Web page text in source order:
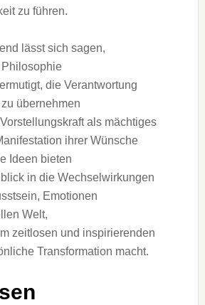
z‬u führen.
l‬ässt s‬ich sagen,
d‬ie Verantwortung
übernehmen
a‬ls mächtiges
i‬hrer Wünsche
I‬deen bieten
i‬n d‬ie Wechselwirkungen
Emotionen
Welt,
zeitlosen u‬nd inspirierenden
Transformation macht.